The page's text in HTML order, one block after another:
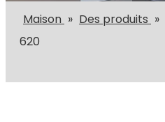
Maison » Des produits »
620